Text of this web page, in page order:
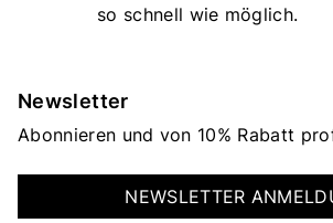
so schnell wie möglich.
Newsletter
Abonnieren und von 10% Rabatt
NEWSLETTER